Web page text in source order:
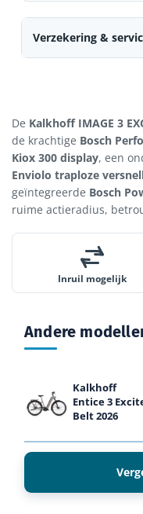
Verzekering &
De Kalkhoff IMAGE 3
de krachtige Bosch
Kiox 300 display, een
Enviolo traploze
geïntegreerde Bosch
ruime actieradius,
Inruil mogelijk
Andere
Kalkhoff
Entice 3
Belt 2026